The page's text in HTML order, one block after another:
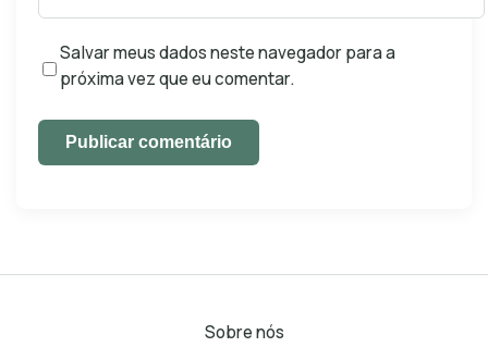
Salvar meus dados neste navegador para a
próxima vez que eu comentar.
Publicar comentário
Sobre nós